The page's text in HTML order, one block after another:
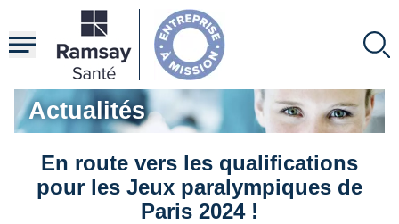
contenu
principal
Actualités
En route vers les qualifications
pour les Jeux paralympiques de
Paris 2024 !